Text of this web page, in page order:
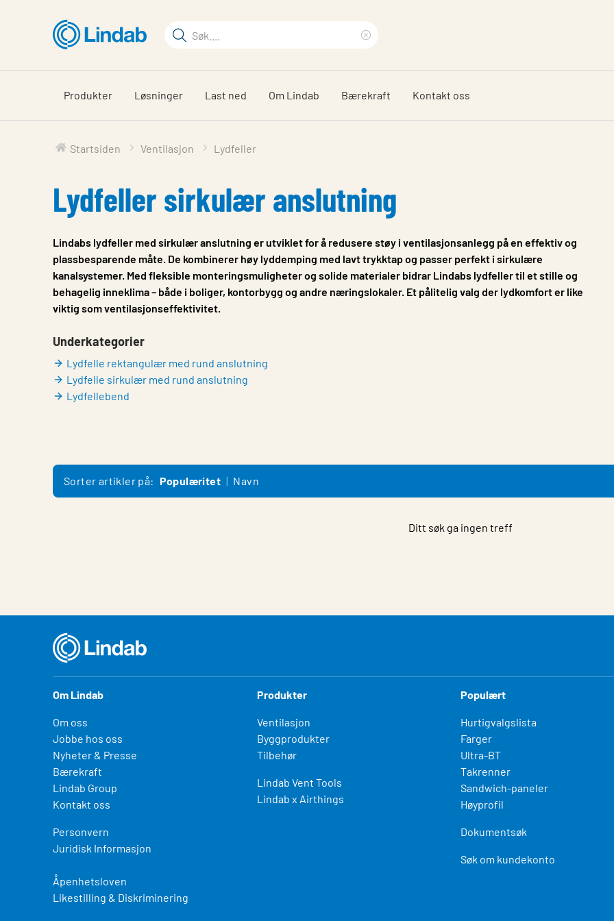
hovedinnhold
Søkeord
på
siden
search
phrase
Produkter Løsninger Last ned Om Lindab Bærekraft Kontakt oss
Startsiden Ventilasjon Lydfeller
Lydfeller sirkulær anslutning
Lindabs lydfeller med sirkulær anslutning er utviklet for å redusere støy i ventilasjonsanlegg på en effektiv og
plassbesparende måte. De kombinerer høy lyddemping med lavt trykktap og passer perfekt i sirkulære
kanalsystemer. Med fleksible monteringsmuligheter og solide materialer bidrar Lindabs lydfeller til et stille og
behagelig inneklima – både i boliger, kontorbygg og andre næringslokaler. Et pålitelig valg der lydkomfort er like
viktig som ventilasjonseffektivitet.
Underkategorier
Lydfelle rektangulær med rund anslutning
Lydfelle sirkulær med rund anslutning
Lydfellebend
Sorter artikler på: Populæritet Navn
Ditt søk ga ingen treff
Om Lindab
Om oss
Jobbe hos oss
Nyheter & Presse
Bærekraft
Lindab Group
Kontakt oss
Personvern
Juridisk Informasjon
Åpenhetsloven
Likestilling & Diskriminering
Produkter
Ventilasjon
Byggprodukter
Tilbehør
Lindab Vent Tools
Lindab x Airthings
Populært
Hurtigvalgslista
Farger
Ultra-BT
Takrenner
Sandwich-paneler
Høyprofil
Dokumentsøk
Søk om kundekonto